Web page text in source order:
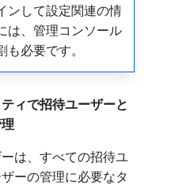
ンして設定関連の情
は、管理コンソール
必要です。
ィで招待ユーザーと
は、すべての招待ユ
ーの管理に必要なタ